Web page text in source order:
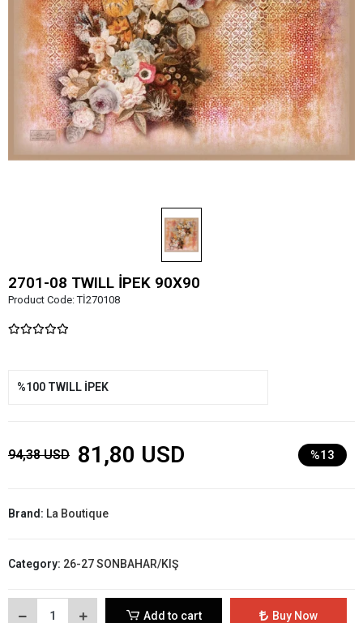
2701-08 TWILL İPEK 90X90
Product Code:Tİ270108
%100 TWILL İPEK
94,38 USD 81,80 USD %13
Brand: La Boutique
Category: 26-27 SONBAHAR/KIŞ
Add to cart Buy Now